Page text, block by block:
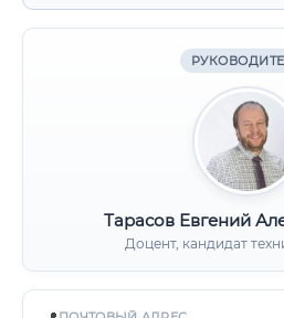
Тарасов Евгений
Доцент, кандидат